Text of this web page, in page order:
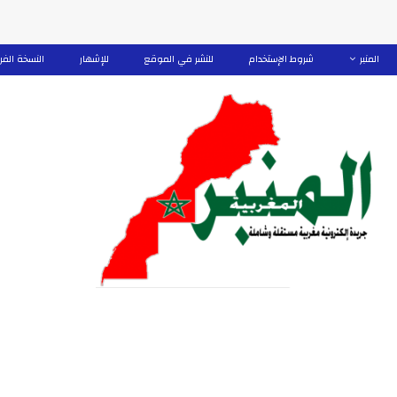
المنبر شروط الإستخدام للنشر في الموقع للإشهار النسخة